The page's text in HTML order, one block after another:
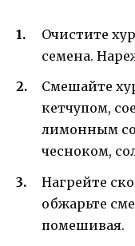
Очистите
семена.
Смешайте
кетчупом,
лимонным
чесноком,
Нагрейте
обжарьте
помешивая.